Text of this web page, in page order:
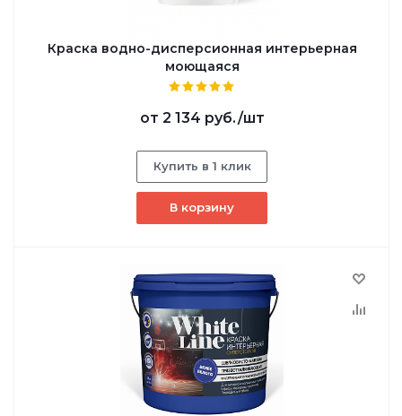
Краска водно-дисперсионная интерьерная
моющаяся
от 2 134 руб./шт
Купить в 1 клик
В корзину